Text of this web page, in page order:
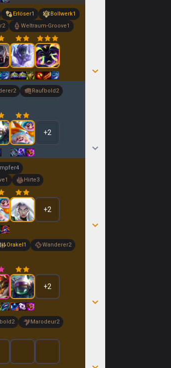
Erlöser1 Bollwerk1
2 Weltraum-Groove1
2 Raufbold2
+2
4
1 Hirte3
+2
Orakel1 Wanderer2
+2
2 Marodeur2